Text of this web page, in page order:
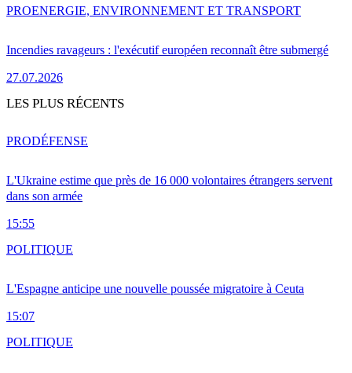
Incendies ravageurs : l'exécutif européen reconnaît être submergé
27.07.2026
PROENERGIE, ENVIRONNEMENT ET TRANSPORT
LES PLUS RÉCENTS
L'Ukraine estime que près de 16 000 volontaires étrangers servent
dans son armée
15:55
PRODÉFENSE
L'Espagne anticipe une nouvelle poussée migratoire à Ceuta
15:07
POLITIQUE
POLITIQUE